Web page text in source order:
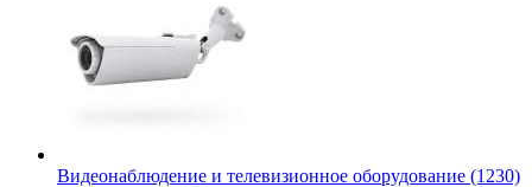
Видеонаблюдение и телевизионное оборудование (1230)